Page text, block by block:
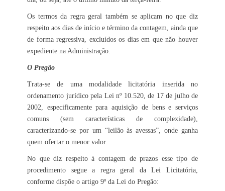
Os termos da regra geral também se aplicam no que diz
respeito aos dias de início e término da contagem, ainda que
de forma regressiva, excluídos os dias em que não houver
expediente na Administração.
O Pregão
Trata-se de uma modalidade licitatória inserida no
ordenamento jurídico pela Lei nº 10.520, de 17 de julho de
2002, especificamente para aquisição de bens e serviços
comuns (sem características de complexidade),
caracterizando-se por um “leilão às avessas”, onde ganha
quem ofertar o menor valor.
No que diz respeito à contagem de prazos esse tipo de
procedimento segue a regra geral da Lei Licitatória,
conforme dispõe o artigo 9º da Lei do Pregão: